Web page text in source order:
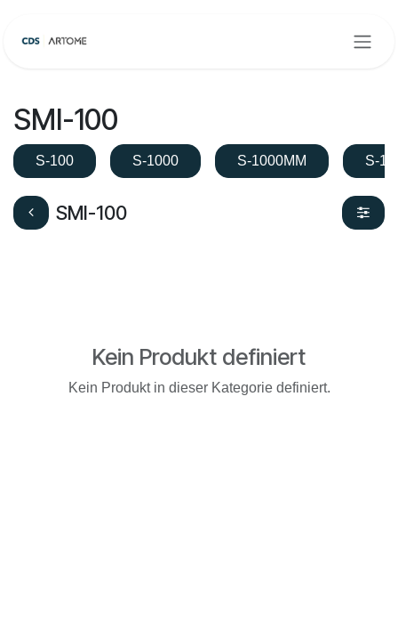
SMI-100
S-100 S-1000 S-1000MM S-
SMI-100
Kein Produkt definiert
Kein Produkt in dieser Kategorie definiert.